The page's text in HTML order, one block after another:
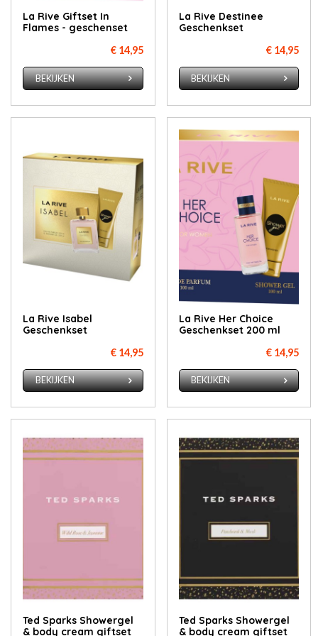
La Rive Giftset In
Flames - geschenset
€ 14,95
BEKIJKEN
La Rive Destinee
Geschenkset
€ 14,95
BEKIJKEN
La Rive Isabel
Geschenkset
€ 14,95
BEKIJKEN
La Rive Her Choice
Geschenkset 200 ml
€ 14,95
BEKIJKEN
Ted Sparks Showergel
& body cream giftset
Ted Sparks Showergel
& body cream giftset